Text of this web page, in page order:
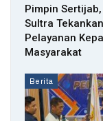
Pimpin
Sultra Tekankan
Pelayanan
Masyarakat
Berita